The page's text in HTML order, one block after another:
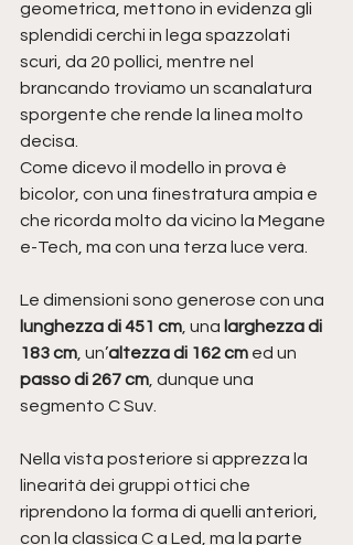
geometrica, mettono in evidenza gli
splendidi cerchi in lega spazzolati
scuri, da 20 pollici, mentre nel
brancando troviamo un scanalatura
sporgente che rende la linea molto
decisa.
Come dicevo il modello in prova è
bicolor, con una finestratura ampia e
che ricorda molto da vicino la Megane
e-Tech, ma con una terza luce vera.
Le dimensioni sono generose con una
lunghezza di 451 cm , una larghezza di
183 cm , un’altezza di 162 cm ed un
passo di 267 cm , dunque una
segmento C Suv.
Nella vista posteriore si apprezza la
linearità dei gruppi ottici che
riprendono la forma di quelli anteriori,
con la classica C a Led, ma la parte